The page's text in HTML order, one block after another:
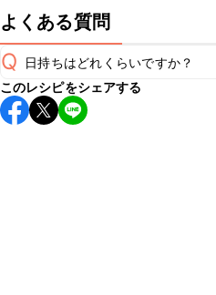
よくある質問
Q 日持ちはどれくらいですか？
保存期間は冷蔵で翌日中が目安
し上がりください。
このレシピをシェアする